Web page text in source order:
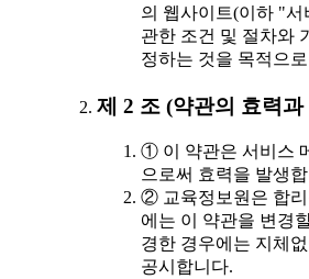
의 웹사이트(이하 "서
관한 조건 및 절차와
정하는 것을 목적으
제 2 조 (약관의 효력과
① 이 약관은 서비스
으로써 효력을 발생
② 교육정보원은 합
에는 이 약관을 변경
경한 경우에는 지체
공시합니다.